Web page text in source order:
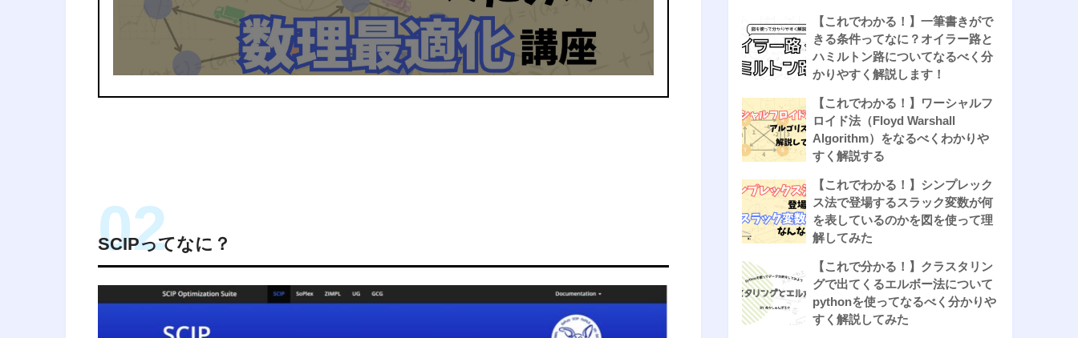
SCIPってなに？
【これでわかる！】一筆書きがで
きる条件ってなに？オイラー路と
ハミルトン路についてなるべく分
かりやすく解説します！
【これでわかる！】ワーシャルフ
ロイド法（Floyd Warshall
Algorithm）をなるべくわかりや
すく解説する
【これでわかる！】シンプレック
ス法で登場するスラック変数が何
を表しているのかを図を使って理
解してみた
【これで分かる！】クラスタリン
グで出てくるエルボー法について
pythonを使ってなるべく分かりや
すく解説してみた